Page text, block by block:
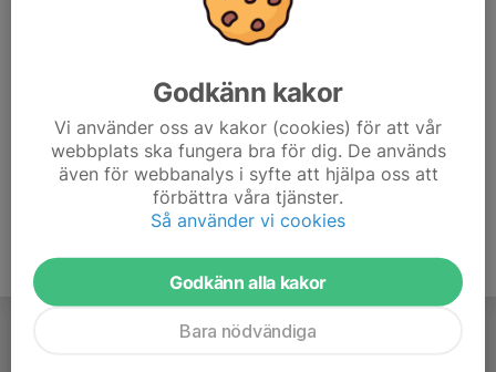
OBS! Glöm inte vattenflaska
Smycken tas av och lämnas hemma.
Godkänn kakor
Vi använder oss av kakor (cookies) för att vår
webbplats ska fungera bra för dig. De används
även för webbanalys i syfte att hjälpa oss att
förbättra våra tjänster.
Så använder vi cookies
Godkänn alla kakor
Bara nödvändiga